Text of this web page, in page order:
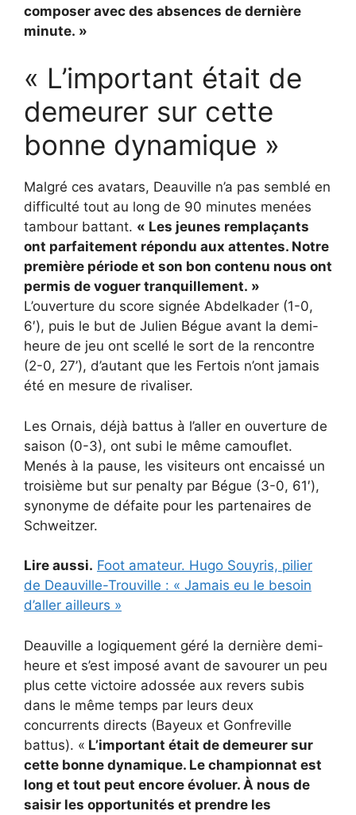
composer avec des absences de dernière
minute. »
« L’important était de
demeurer sur cette
bonne dynamique »
Malgré ces avatars, Deauville n’a pas semblé en
difficulté tout au long de 90 minutes menées
tambour battant. « Les jeunes remplaçants
ont parfaitement répondu aux attentes. Notre
première période et son bon contenu nous ont
permis de voguer tranquillement. »
L’ouverture du score signée Abdelkader (1-0,
6′), puis le but de Julien Bégue avant la demi-
heure de jeu ont scellé le sort de la rencontre
(2-0, 27’), d’autant que les Fertois n’ont jamais
été en mesure de rivaliser.
Les Ornais, déjà battus à l’aller en ouverture de
saison (0-3), ont subi le même camouflet.
Menés à la pause, les visiteurs ont encaissé un
troisième but sur penalty par Bégue (3-0, 61′),
synonyme de défaite pour les partenaires de
Schweitzer.
Lire aussi. Foot amateur. Hugo Souyris, pilier
de Deauville-Trouville : « Jamais eu le besoin
d’aller ailleurs »
Deauville a logiquement géré la dernière demi-
heure et s’est imposé avant de savourer un peu
plus cette victoire adossée aux revers subis
dans le même temps par leurs deux
concurrents directs (Bayeux et Gonfreville
battus). « L’important était de demeurer sur
cette bonne dynamique. Le championnat est
long et tout peut encore évoluer. À nous de
saisir les opportunités et prendre les